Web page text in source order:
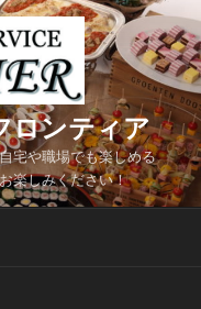
ロンティア
宅や職場でも楽しめる
楽しみください！